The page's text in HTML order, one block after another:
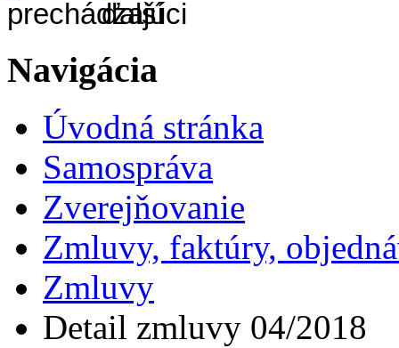
Navigácia
Úvodná stránka
Samospráva
Zverejňovanie
Zmluvy, faktúry,
Zmluvy
Detail zmluvy 04/2018